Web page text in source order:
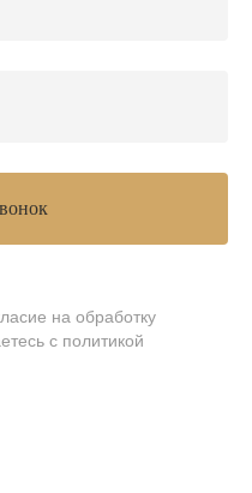
на обработку
c политикой